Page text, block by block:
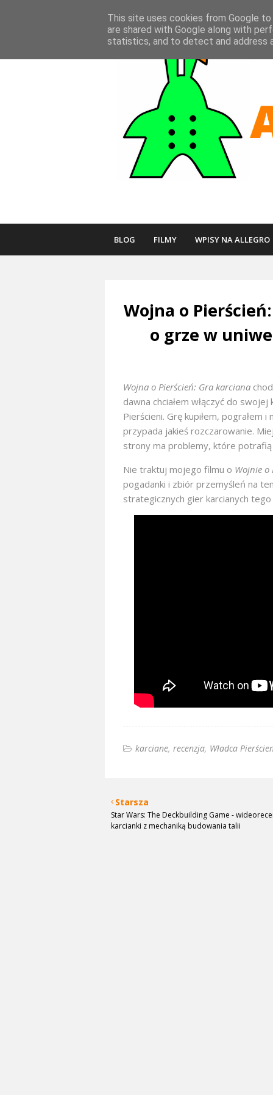
BLOG FILMY WPISY NA ALLEGRO
Wojna o
o grze w
Wojna o Pierścień: Gra karciana
dawna chciałem włączyć do
Pierścieni. Grę kupiłem, pograłem
przypada jakieś rozczarowanie.
strony ma problemy, które potrafią
Nie traktuj mojego filmu o Wojnie o
pogadanki i zbiór przemyśleń na
strategicznych gier karcianych
karciane recenzja Władca
Starsza
Star Wars: The Deckbuilding Game -
karcianki z mechaniką budowania talii
This site uses cookies from Google
are shared with Google along with
statistics, and to detect and address